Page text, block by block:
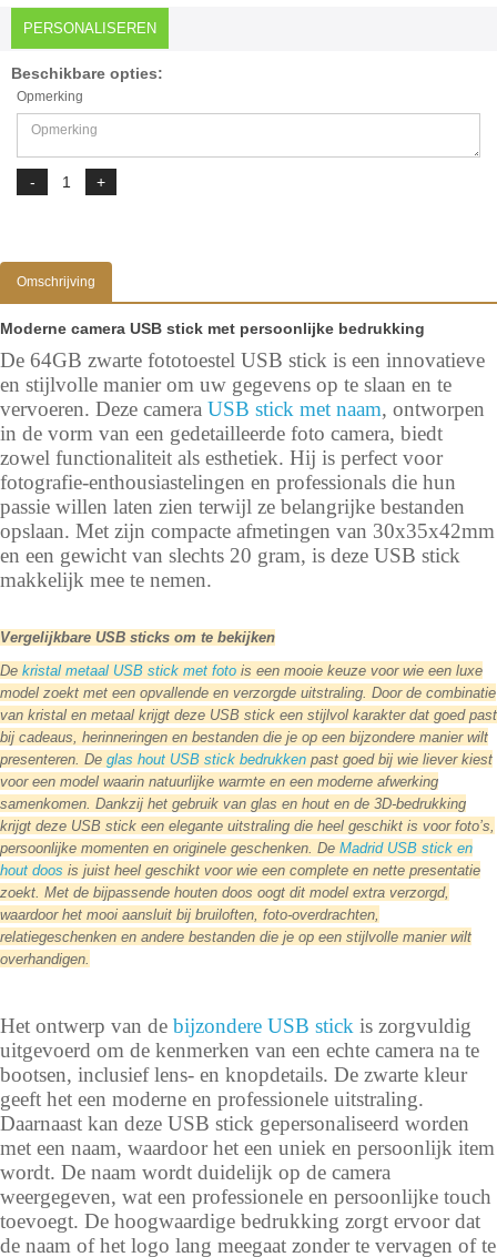
PERSONALISEREN
Beschikbare opties:
Opmerking
Omschrijving
Moderne camera USB stick met persoonlijke bedrukking
De 64GB zwarte fototoestel USB stick is een innovatieve
en stijlvolle manier om uw gegevens op te slaan en te
vervoeren. Deze camera USB stick met naam, ontworpen
in de vorm van een gedetailleerde foto camera, biedt
zowel functionaliteit als esthetiek. Hij is perfect voor
fotografie-enthousiastelingen en professionals die hun
passie willen laten zien terwijl ze belangrijke bestanden
opslaan. Met zijn compacte afmetingen van 30x35x42mm
en een gewicht van slechts 20 gram, is deze USB stick
makkelijk mee te nemen.
Vergelijkbare USB sticks om te bekijken
De kristal metaal USB stick met foto is een mooie keuze voor wie een luxe
model zoekt met een opvallende en verzorgde uitstraling. Door de combinatie
van kristal en metaal krijgt deze USB stick een stijlvol karakter dat goed past
bij cadeaus, herinneringen en bestanden die je op een bijzondere manier wilt
presenteren. De glas hout USB stick bedrukken past goed bij wie liever kiest
voor een model waarin natuurlijke warmte en een moderne afwerking
samenkomen. Dankzij het gebruik van glas en hout en de 3D-bedrukking
krijgt deze USB stick een elegante uitstraling die heel geschikt is voor foto’s,
persoonlijke momenten en originele geschenken. De Madrid USB stick en
hout doos is juist heel geschikt voor wie een complete en nette presentatie
zoekt. Met de bijpassende houten doos oogt dit model extra verzorgd,
waardoor het mooi aansluit bij bruiloften, foto-overdrachten,
relatiegeschenken en andere bestanden die je op een stijlvolle manier wilt
overhandigen.
Het ontwerp van de bijzondere USB stick is zorgvuldig
uitgevoerd om de kenmerken van een echte camera na te
bootsen, inclusief lens- en knopdetails. De zwarte kleur
geeft het een moderne en professionele uitstraling.
Daarnaast kan deze USB stick gepersonaliseerd worden
met een naam, waardoor het een uniek en persoonlijk item
wordt. De naam wordt duidelijk op de camera
weergegeven, wat een professionele en persoonlijke touch
toevoegt. De hoogwaardige bedrukking zorgt ervoor dat
de naam of het logo lang meegaat zonder te vervagen of te